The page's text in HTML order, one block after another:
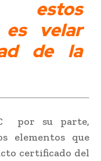
estos
es velar
de la
por su parte,
elementos que
certificado del